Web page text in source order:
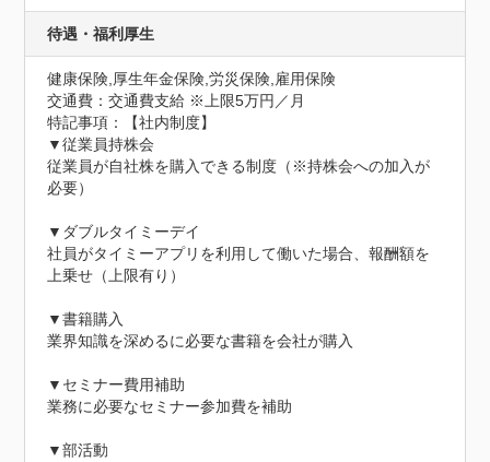
待遇・福利厚生
健康保険,厚生年金保険,労災保険,雇用保険
交通費：交通費支給 ※上限5万円／月
特記事項：【社内制度】
▼従業員持株会
従業員が自社株を購入できる制度（※持株会への加入が
必要）
▼ダブルタイミーデイ
社員がタイミーアプリを利用して働いた場合、報酬額を
上乗せ（上限有り）
▼書籍購入
業界知識を深めるに必要な書籍を会社が購入
▼セミナー費用補助
業務に必要なセミナー参加費を補助
▼部活動